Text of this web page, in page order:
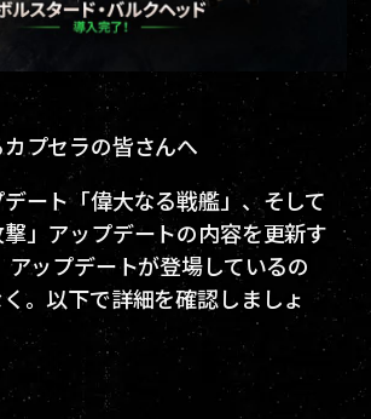
プセラの皆さんへ
ート「偉大なる戦艦」、そして
」アップデートの内容を更新す
アップデートが登場しているの
。以下で詳細を確認しましょ